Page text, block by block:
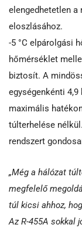
elengedhetetlen a
eloszlásához.
-5 °C elpárolgási
hőmérséklet
biztosít. A
egységenkénti
maximális
túlterhelése
rendszert
„Még a hálózat
megfelelő
túl kicsi ahhoz,
Az R-455A sokkal